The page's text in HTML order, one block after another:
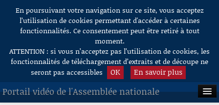
Aller au contenu
En poursuivant votre navigation sur ce site, vous acceptez
l’utilisation de cookies permettant d'accéder à certaines
fonctionnalités. Ce consentement peut être retiré à tout
moment.
ATTENTION : si vous n’acceptez pas l’utilisation de cookies, les
fonctionnalités de téléchargement d’extraits et de découpe ne
seront pas accessibles
OK En savoir plus
Portail vidéo de l'Assemblée nationale